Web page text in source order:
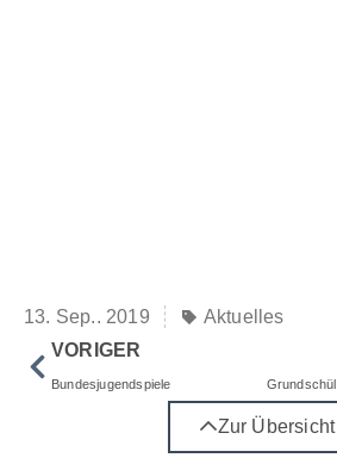
13. Sep.. 2019
Aktuelles
VORIGER
Bundesjugendspiele
Zur Übersicht